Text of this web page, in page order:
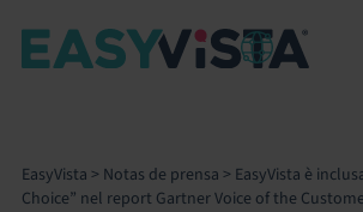
EasyVista > Notas de prensa > EasyVista è
Choice” nel report Gartner Voice of the